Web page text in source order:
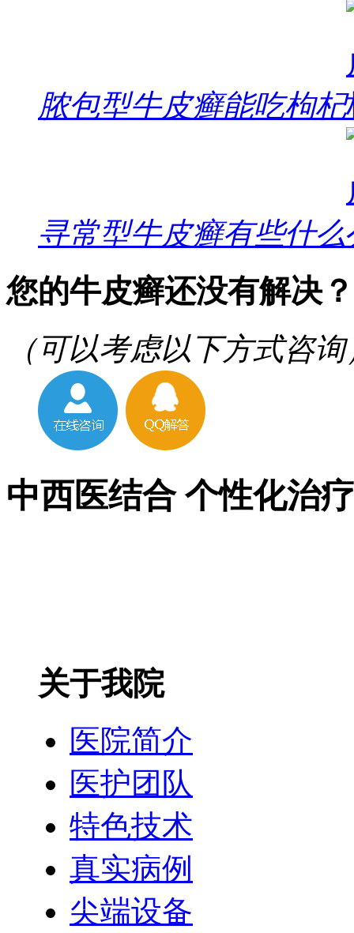
脓包型牛皮癣能吃枸杞
寻常型牛皮癣有些什么
您的牛皮癣还没有解决？
（可以考虑以下方式咨询
中西医结合 个性化治
关于我院
医院简介
医护团队
特色技术
真实病例
尖端设备